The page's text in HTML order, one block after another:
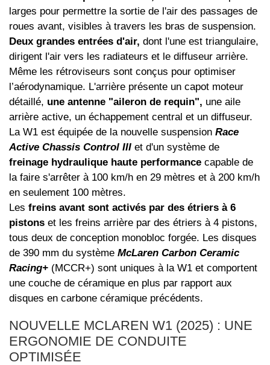
larges pour permettre la sortie de l'air des passages de
roues avant, visibles à travers les bras de suspension.
Deux grandes entrées d'air, dont l'une est triangulaire,
dirigent l'air vers les radiateurs et le diffuseur arrière.
Même les rétroviseurs sont conçus pour optimiser
l’aérodynamique. L'arrière présente un capot moteur
détaillé, une antenne "aileron de requin", une aile
arrière active, un échappement central et un diffuseur.
La W1 est équipée de la nouvelle suspension Race
Active Chassis Control III et d'un système de
freinage hydraulique haute performance capable de
la faire s'arrêter à 100 km/h en 29 mètres et à 200 km/h
en seulement 100 mètres.
Les freins avant sont activés par des étriers à 6
pistons et les freins arrière par des étriers à 4 pistons,
tous deux de conception monobloc forgée. Les disques
de 390 mm du système McLaren Carbon Ceramic
Racing+ (MCCR+) sont uniques à la W1 et comportent
une couche de céramique en plus par rapport aux
disques en carbone céramique précédents.
NOUVELLE MCLAREN W1 (2025) : UNE
ERGONOMIE DE CONDUITE
OPTIMISÉE